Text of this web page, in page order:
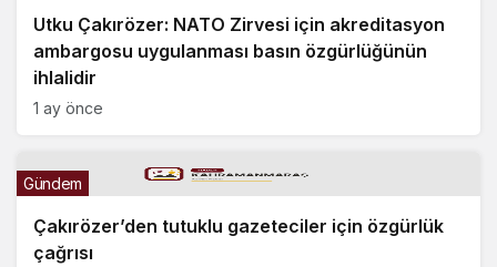
Utku Çakırözer: NATO Zirvesi için akreditasyon
ambargosu uygulanması basın özgürlüğünün
ihlalidir
1 ay önce
Çakırözer’den tutuklu gazeteciler için özgürlük
çağrısı
Gündem